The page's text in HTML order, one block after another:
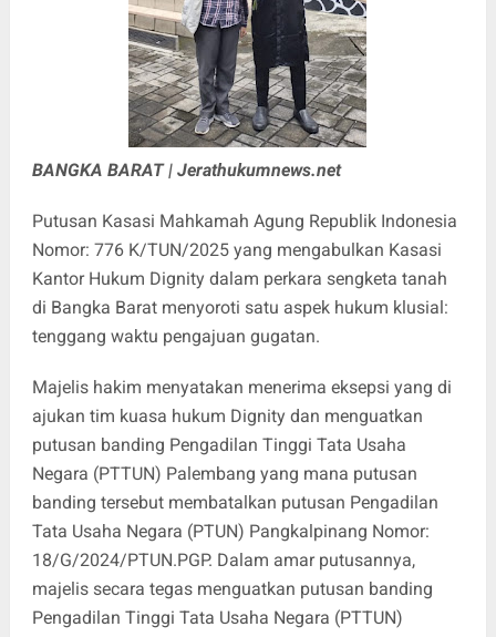
BANGKA BARAT | Jerathukumnews.net
Putusan Kasasi Mahkamah Agung Republik Indonesia
Nomor: 776 K/TUN/2025 yang mengabulkan Kasasi
Kantor Hukum Dignity dalam perkara sengketa tanah
di Bangka Barat menyoroti satu aspek hukum klusial:
tenggang waktu pengajuan gugatan.
Majelis hakim menyatakan menerima eksepsi yang di
ajukan tim kuasa hukum Dignity dan menguatkan
putusan banding Pengadilan Tinggi Tata Usaha
Negara (PTTUN) Palembang yang mana putusan
banding tersebut membatalkan putusan Pengadilan
Tata Usaha Negara (PTUN) Pangkalpinang Nomor:
18/G/2024/PTUN.PGP. Dalam amar putusannya,
majelis secara tegas menguatkan putusan banding
Pengadilan Tinggi Tata Usaha Negara (PTTUN)